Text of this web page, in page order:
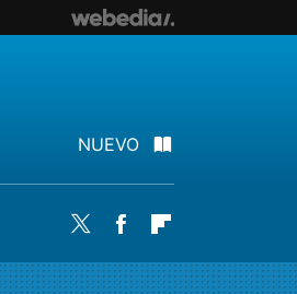
NUEVO
Twitter Facebook